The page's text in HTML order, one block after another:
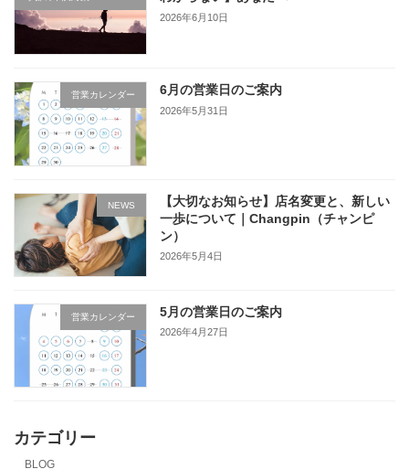
2026年6月10日
営業カレンダー 6月の営業日のご案内
2026年5月31日
NEWS
【大切なお知らせ】店名変更と、新しい
一歩について｜Changpin（チャンピ
ン）
2026年5月4日
営業カレンダー 5月の営業日のご案内
2026年4月27日
カテゴリー
BLOG